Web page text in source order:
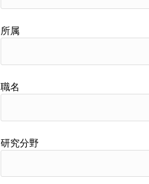
所属
職名
研究分野